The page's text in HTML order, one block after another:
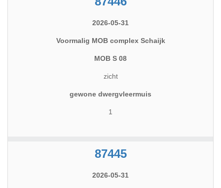
2026-05-31
Voormalig MOB complex Schaijk
MOB S 08
zicht
gewone dwergvleermuis
1
87445
2026-05-31